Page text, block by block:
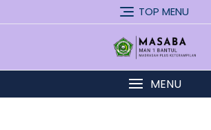
to
TOP MENU
MENU